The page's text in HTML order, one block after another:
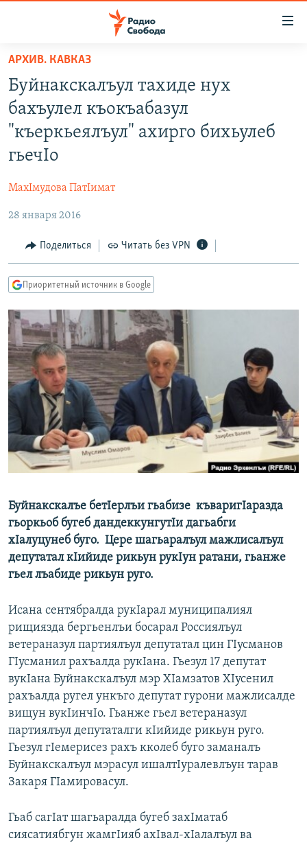
упрощенного
доступа
Вернуться
основному
содержанию
навигации
Вернутся
поиску
ПОДКАСТЫ
АВТОРСКИЕ ПРОЕКТЫ
ЦИТАТЫ СВОБОДЫ
КУЛЬТУРА
IDEL.РЕАЛИИ
КАВКАЗ.РЕАЛИИ
СИБИРЬ.РЕАЛИИ
РАСПИСАНИЕ ВЕЩАНИЯ
ПОДПИШИТЕСЬ НА РАССЫЛКУ
СОЦИАЛЬНЫЕ СЕТИ
Все сайты РСЕ/РС
АРХИВ. КАВКАЗ
Буйнакскалъул тахиде нух
бахъулел къокъабазул
"къеркьеялъул" ахирго бихьулеб
гьечIо
МахIмудова ПатIимат
28 января 2016
Поделиться Читать без VPN
Приоритетный источник в Google
Буйнакскалъе бетIерлъи гьабизе къваригIаразда
гьоркьоб бугеб дандеккунгутIи дагьабги
хIалуцунеб буго. Цере шагьаралъул мажлисалъул
депутатал кIийиде рикьун рукIун ратани, гьанже
гьел лъабиде рикьун руго.
Исана сентябралда рукIарал муниципалиял
рищиязда бергьенлъи босарал Россиялъул
ветераназул партиялъул депутатал цин ГIусманов
ГIусманил рахъалда рукIана. Гьезул 17 депутат
вукIана Буйнакскалъул мэр ХIамзатов ХIусенил
рахъалда ругел ункъго депутат гурони мажлисалде
вищун вукIинчIо. Гьанже гьел ветераназул
партиялъул депутаталги кIийиде рикьун руго.
Гьезул гIемерисез рахъ кколеб буго заманалъ
Буйнакскалъул мэрасул ишалтIуралевлъун тарав
Закаря ГIамировасул.
Гьаб сагIат шагьаралда бугеб захIматаб
сиясатиябгун жамгIияб ахIвал-хIалалъул ва